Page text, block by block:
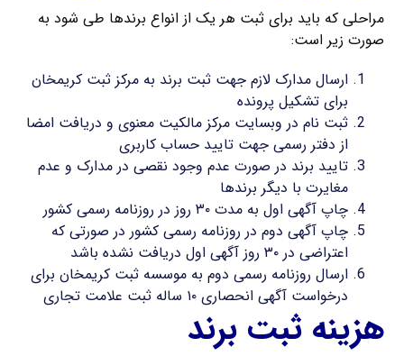
مراحلی که باید برای ثبت هر یک از انواع برندها طی شود به
صورت زیر است:
ارسال مدارک لازم جهت ثبت برند به مرکز ثبت کریمخان
برای تشکیل پرونده
ثبت نام در وبسایت مرکز مالکیت معنوی و دریافت امضا
از دفتر رسمی جهت تایید حساب کاربری
تایید برند در صورت عدم وجود نقصی در مدارک و عدم
مغایرت با دیگر برندها
چاپ آگهی اول به مدت ۳۰ روز در روزنامه رسمی کشور
چاپ آگهی دوم در روزنامه رسمی کشور در صورتی که
اعتراضی در ۳۰ روز آگهی اول دریافت نشده باشد
ارسال روزنامه رسمی دوم به موسسه ثبت کریمخان برای
درخواست آگهی انحصاری ۱۰ ساله ثبت علامت تجاری
هزینه ثبت برند